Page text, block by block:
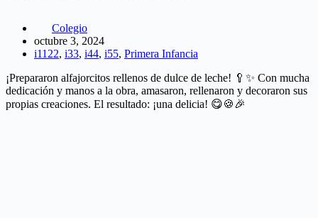
Colegio
octubre 3, 2024
i1122, i33, i44, i55, Primera Infancia
¡Prepararon alfajorcitos rellenos de dulce de leche! 🥄✨ Con mucha
dedicación y manos a la obra, amasaron, rellenaron y decoraron sus
propias creaciones. El resultado: ¡una delicia! 😋🍪🎉